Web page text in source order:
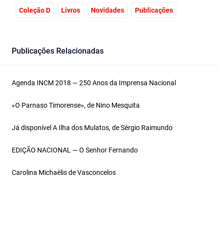
Coleção D Livros Novidades Publicações
Publicações Relacionadas
Agenda INCM 2018 — 250 Anos da Imprensa Nacional
«O Parnaso Timorense», de Nino Mesquita
Já disponível A Ilha dos Mulatos, de Sérgio Raimundo
EDIÇÃO NACIONAL — O Senhor Fernando
Carolina Michaëlis de Vasconcelos